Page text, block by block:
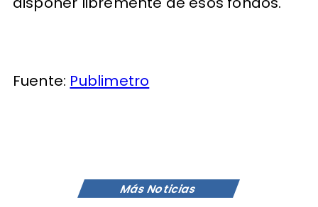
Más Noticias
Fuente: Publimetro